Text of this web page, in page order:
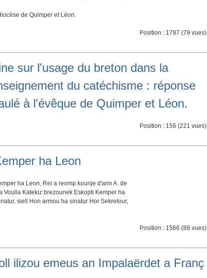
de Quimper et Léon.
Position : 1787 (79 vues)
sur l'usage du breton dans la
du catéchisme : réponse
à l'évêque de Quimper et Léon.
Position : 156 (221 vues)
ha Leon
ha Leon, Rei a reomp kounje d'ann A. de
Voulla Katekiz brezounek Eskopti Kemper ha
siell Hon armou ha sinatur Hor Sekretour,
Position : 1566 (88 vues)
ilizou emeus an Impalaërdet a Franç